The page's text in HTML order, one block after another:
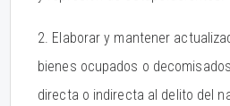
2. Elaborar y mantener
bienes ocupados o
directa o indirecta al delito del